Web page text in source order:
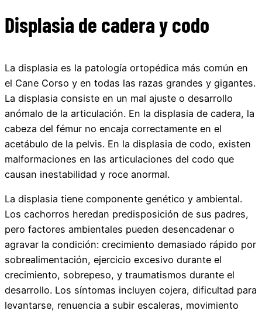
Displasia de cadera y codo
La displasia es la patología ortopédica más común en
el Cane Corso y en todas las razas grandes y gigantes.
La displasia consiste en un mal ajuste o desarrollo
anómalo de la articulación. En la displasia de cadera, la
cabeza del fémur no encaja correctamente en el
acetábulo de la pelvis. En la displasia de codo, existen
malformaciones en las articulaciones del codo que
causan inestabilidad y roce anormal.
La displasia tiene componente genético y ambiental.
Los cachorros heredan predisposición de sus padres,
pero factores ambientales pueden desencadenar o
agravar la condición: crecimiento demasiado rápido por
sobrealimentación, ejercicio excesivo durante el
crecimiento, sobrepeso, y traumatismos durante el
desarrollo. Los síntomas incluyen cojera, dificultad para
levantarse, renuencia a subir escaleras, movimiento